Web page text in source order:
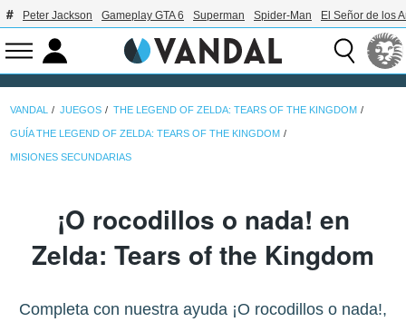
Peter Jackson Gameplay GTA 6 Superman Spider-Man El Señor de los
VANDAL JUEGOS THE LEGEND OF ZELDA: TEARS OF THE KINGDOM
GUÍA THE LEGEND OF ZELDA: TEARS OF THE KINGDOM
MISIONES SECUNDARIAS
¡O rocodillos o nada! en
Zelda: Tears of the Kingdom
Completa con nuestra ayuda ¡O rocodillos o nada!,